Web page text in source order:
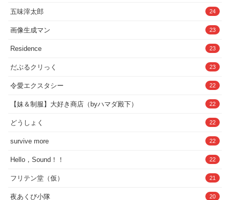
五味滓太郎 24
画像生成マン 23
Residence 23
だぶるクリっく 23
令愛エクスタシー 22
【妹＆制服】大好き商店（byハマダ殿下） 22
どうしょく 22
survive more 22
Hello，Sound！！ 22
フリテン堂（仮） 21
夜あくび小隊 20